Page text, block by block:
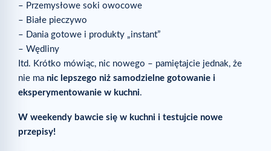
– Przemysłowe soki owocowe
– Białe pieczywo
– Dania gotowe i produkty „instant”
– Wędliny
Itd. Krótko mówiąc, nic nowego – pamiętajcie jednak, że
nie ma nic lepszego niż samodzielne gotowanie i
eksperymentowanie w kuchni.
W weekendy bawcie się w kuchni i testujcie nowe
przepisy!